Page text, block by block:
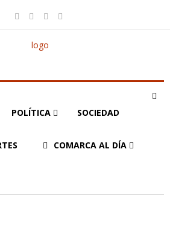
POLÍTICA SOCIEDAD
COMARCA AL DÍA